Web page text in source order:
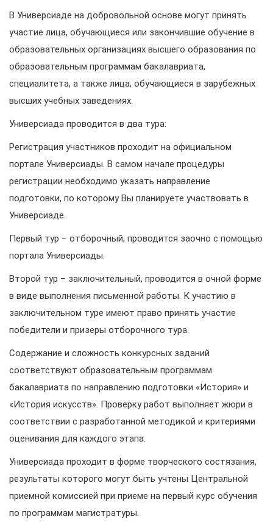
В Универсиаде на добровольной основе могут принять
участие лица, обучающиеся или закончившие обучение в
образовательных организациях высшего образования по
образовательным программам бакалавриата,
специалитета, а также лица, обучающиеся в зарубежных
высших учебных заведениях.
Универсиада проводится в два тура:
Регистрация участников проходит на официальном
портале Универсиады. В самом начале процедуры
регистрации необходимо указать направление
подготовки, по которому Вы планируете участвовать в
Универсиаде.
Первый тур − отборочный, проводится заочно с помощью
портала Универсиады.
Второй тур – заключительный, проводится в очной форме
в виде выполнения письменной работы. К участию в
заключительном туре имеют право принять участие
победители и призеры отборочного тура.
Содержание и сложность конкурсных заданий
соответствуют образовательным программам
бакалавриата по направлению подготовки «История» и
«История искусств». Проверку работ выполняет жюри в
соответствии с разработанной методикой и критериями
оценивания для каждого этапа.
Универсиада проходит в форме творческого состязания,
результаты которого могут быть учтены Центральной
приемной комиссией при приеме на первый курс обучения
по программам магистратуры.